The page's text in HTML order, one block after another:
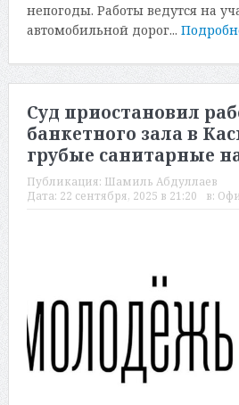
непогоды. Работы ведутся на
автомобильной дорог...
Суд приостановил
банкетного зала в
грубые санитарные
Публикация: Шамиль Абдуллаев
Дата: 22 сентября, 2025 в 21:20 в: